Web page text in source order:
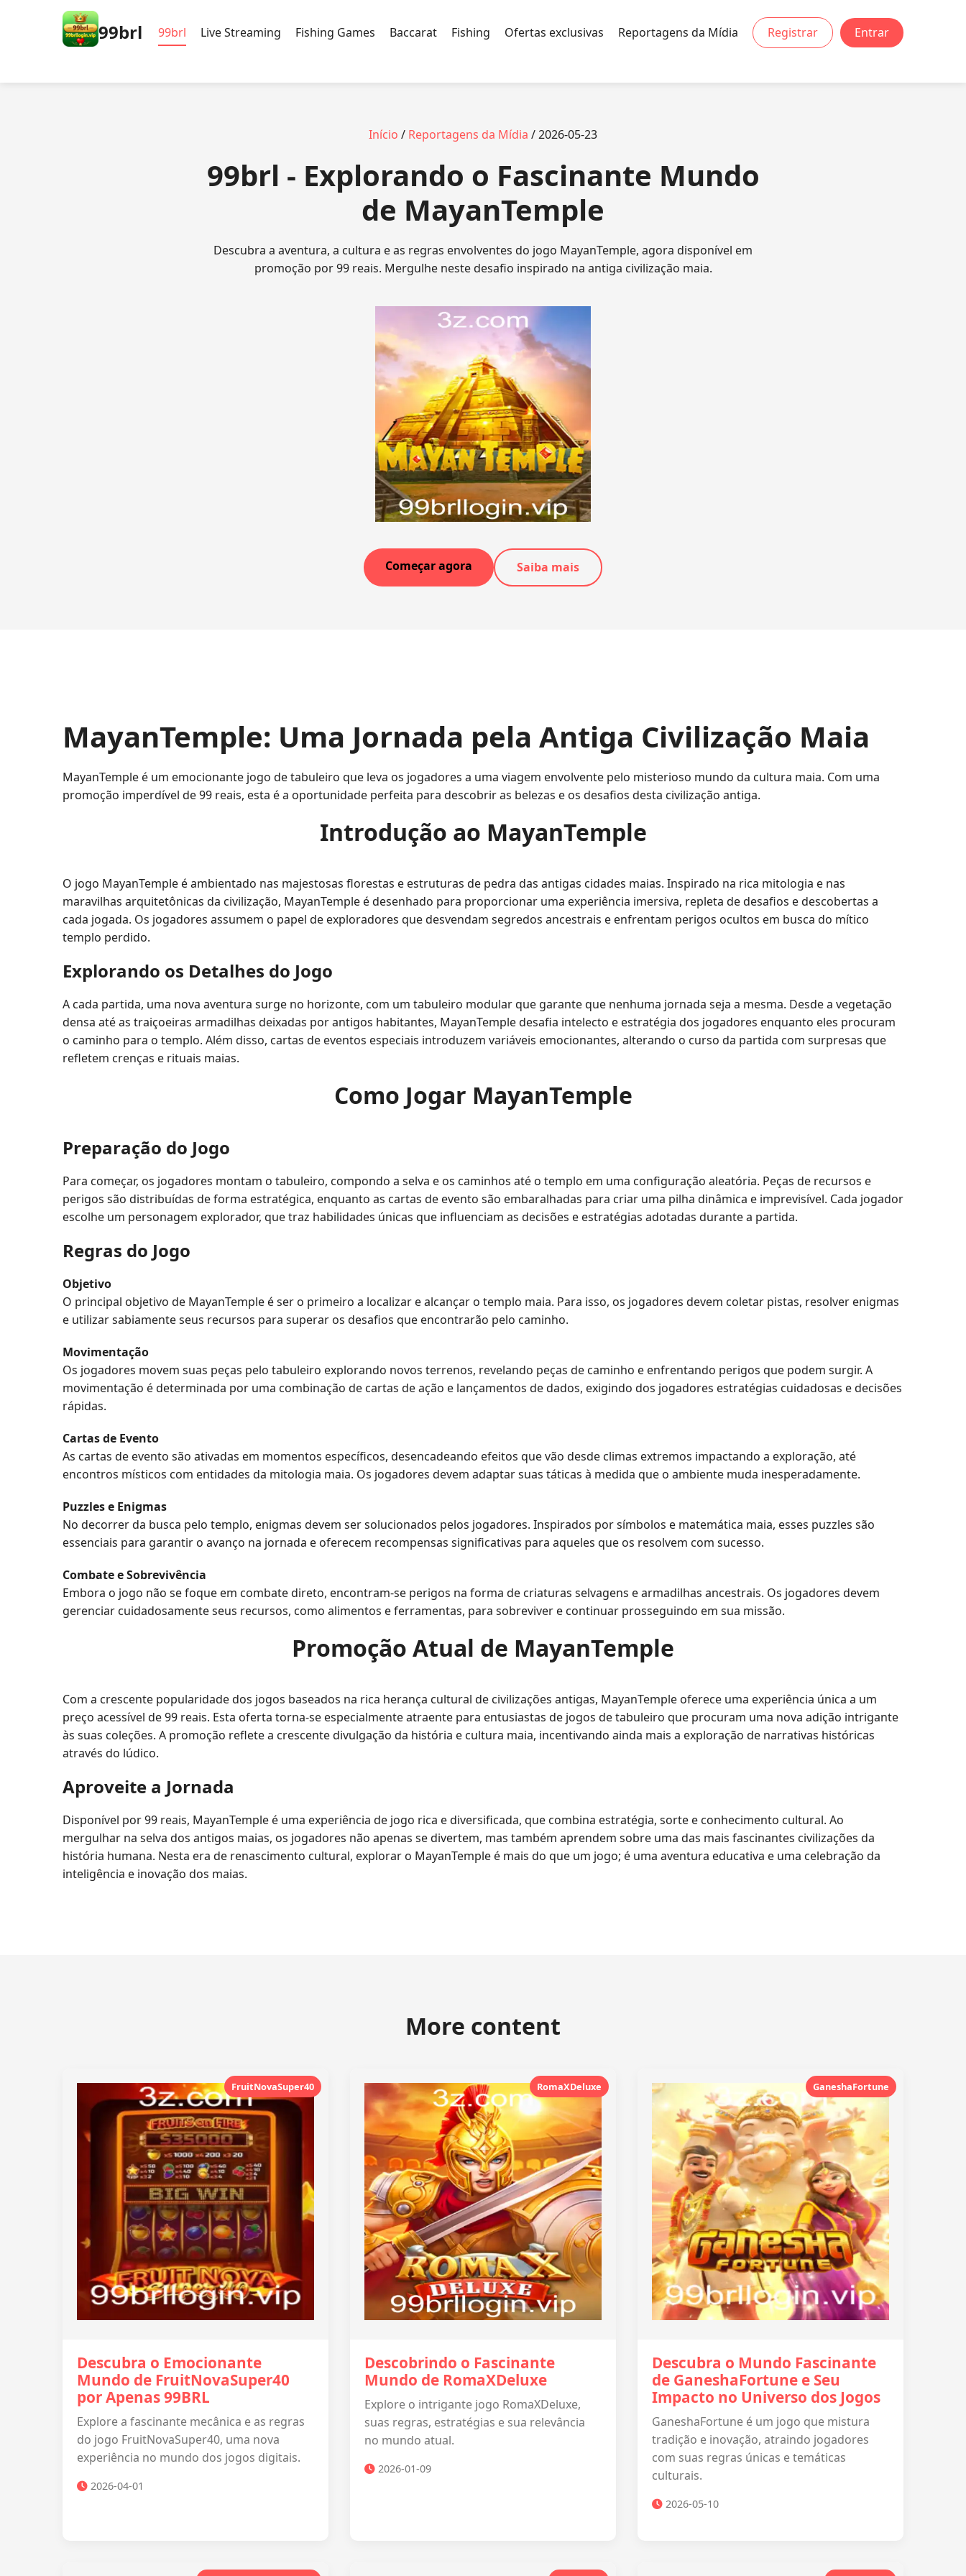
99brl 99brl Live Streaming Fishing Games Baccarat Fishing Ofertas exclusivas Reportagens da Mídia Registrar Entrar
Início / Reportagens da Mídia / 2026-05-23
99brl - Explorando o Fascinante Mundo
de MayanTemple
Descubra a aventura, a cultura e as regras envolventes do jogo MayanTemple, agora disponível em
promoção por 99 reais. Mergulhe neste desafio inspirado na antiga civilização maia.
Começar agora Saiba mais
MayanTemple: Uma Jornada pela Antiga Civilização Maia
MayanTemple é um emocionante jogo de tabuleiro que leva os jogadores a uma viagem envolvente pelo misterioso mundo da cultura maia. Com uma
promoção imperdível de 99 reais, esta é a oportunidade perfeita para descobrir as belezas e os desafios desta civilização antiga.
Introdução ao MayanTemple
O jogo MayanTemple é ambientado nas majestosas florestas e estruturas de pedra das antigas cidades maias. Inspirado na rica mitologia e nas
maravilhas arquitetônicas da civilização, MayanTemple é desenhado para proporcionar uma experiência imersiva, repleta de desafios e descobertas a
cada jogada. Os jogadores assumem o papel de exploradores que desvendam segredos ancestrais e enfrentam perigos ocultos em busca do mítico
templo perdido.
Explorando os Detalhes do Jogo
A cada partida, uma nova aventura surge no horizonte, com um tabuleiro modular que garante que nenhuma jornada seja a mesma. Desde a vegetação
densa até as traiçoeiras armadilhas deixadas por antigos habitantes, MayanTemple desafia intelecto e estratégia dos jogadores enquanto eles procuram
o caminho para o templo. Além disso, cartas de eventos especiais introduzem variáveis emocionantes, alterando o curso da partida com surpresas que
refletem crenças e rituais maias.
Como Jogar MayanTemple
Preparação do Jogo
Para começar, os jogadores montam o tabuleiro, compondo a selva e os caminhos até o templo em uma configuração aleatória. Peças de recursos e
perigos são distribuídas de forma estratégica, enquanto as cartas de evento são embaralhadas para criar uma pilha dinâmica e imprevisível. Cada jogador
escolhe um personagem explorador, que traz habilidades únicas que influenciam as decisões e estratégias adotadas durante a partida.
Regras do Jogo
Objetivo
O principal objetivo de MayanTemple é ser o primeiro a localizar e alcançar o templo maia. Para isso, os jogadores devem coletar pistas, resolver enigmas
e utilizar sabiamente seus recursos para superar os desafios que encontrarão pelo caminho.
Movimentação
Os jogadores movem suas peças pelo tabuleiro explorando novos terrenos, revelando peças de caminho e enfrentando perigos que podem surgir. A
movimentação é determinada por uma combinação de cartas de ação e lançamentos de dados, exigindo dos jogadores estratégias cuidadosas e decisões
rápidas.
Cartas de Evento
As cartas de evento são ativadas em momentos específicos, desencadeando efeitos que vão desde climas extremos impactando a exploração, até
encontros místicos com entidades da mitologia maia. Os jogadores devem adaptar suas táticas à medida que o ambiente muda inesperadamente.
Puzzles e Enigmas
No decorrer da busca pelo templo, enigmas devem ser solucionados pelos jogadores. Inspirados por símbolos e matemática maia, esses puzzles são
essenciais para garantir o avanço na jornada e oferecem recompensas significativas para aqueles que os resolvem com sucesso.
Combate e Sobrevivência
Embora o jogo não se foque em combate direto, encontram-se perigos na forma de criaturas selvagens e armadilhas ancestrais. Os jogadores devem
gerenciar cuidadosamente seus recursos, como alimentos e ferramentas, para sobreviver e continuar prosseguindo em sua missão.
Promoção Atual de MayanTemple
Com a crescente popularidade dos jogos baseados na rica herança cultural de civilizações antigas, MayanTemple oferece uma experiência única a um
preço acessível de 99 reais. Esta oferta torna-se especialmente atraente para entusiastas de jogos de tabuleiro que procuram uma nova adição intrigante
às suas coleções. A promoção reflete a crescente divulgação da história e cultura maia, incentivando ainda mais a exploração de narrativas históricas
através do lúdico.
Aproveite a Jornada
Disponível por 99 reais, MayanTemple é uma experiência de jogo rica e diversificada, que combina estratégia, sorte e conhecimento cultural. Ao
mergulhar na selva dos antigos maias, os jogadores não apenas se divertem, mas também aprendem sobre uma das mais fascinantes civilizações da
história humana. Nesta era de renascimento cultural, explorar o MayanTemple é mais do que um jogo; é uma aventura educativa e uma celebração da
inteligência e inovação dos maias.
More content
FruitNovaSuper40
Descubra o Emocionante
Mundo de FruitNovaSuper40
por Apenas 99BRL
Explore a fascinante mecânica e as regras
do jogo FruitNovaSuper40, uma nova
experiência no mundo dos jogos digitais.
2026-04-01
RomaXDeluxe
Descobrindo o Fascinante
Mundo de RomaXDeluxe
Explore o intrigante jogo RomaXDeluxe,
suas regras, estratégias e sua relevância
no mundo atual.
2026-01-09
GaneshaFortune
Descubra o Mundo Fascinante
de GaneshaFortune e Seu
Impacto no Universo dos Jogos
GaneshaFortune é um jogo que mistura
tradição e inovação, atraindo jogadores
com suas regras únicas e temáticas
culturais.
2026-05-10